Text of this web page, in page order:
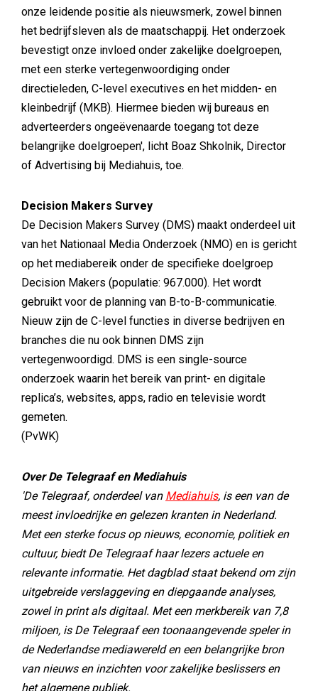
onze leidende positie als nieuwsmerk, zowel binnen
het bedrijfsleven als de maatschappij. Het onderzoek
bevestigt onze invloed onder zakelijke doelgroepen,
met een sterke vertegenwoordiging onder
directieleden, C-level executives en het midden- en
kleinbedrijf (MKB). Hiermee bieden wij bureaus en
adverteerders ongeëvenaarde toegang tot deze
belangrijke doelgroepen', licht Boaz Shkolnik, Director
of Advertising bij Mediahuis, toe.
Decision Makers Survey
De Decision Makers Survey (DMS) maakt onderdeel uit
van het Nationaal Media Onderzoek (NMO) en is gericht
op het mediabereik onder de specifieke doelgroep
Decision Makers (populatie: 967.000). Het wordt
gebruikt voor de planning van B-to-B-communicatie.
Nieuw zijn de C-level functies in diverse bedrijven en
branches die nu ook binnen DMS zijn
vertegenwoordigd. DMS is een single-source
onderzoek waarin het bereik van print- en digitale
replica’s, websites, apps, radio en televisie wordt
gemeten.
(PvWK)
Over De Telegraaf en Mediahuis
'De Telegraaf, onderdeel van Mediahuis, is een van de
meest invloedrijke en gelezen kranten in Nederland.
Met een sterke focus op nieuws, economie, politiek en
cultuur, biedt De Telegraaf haar lezers actuele en
relevante informatie. Het dagblad staat bekend om zijn
uitgebreide verslaggeving en diepgaande analyses,
zowel in print als digitaal. Met een merkbereik van 7,8
miljoen, is De Telegraaf een toonaangevende speler in
de Nederlandse mediawereld en een belangrijke bron
van nieuws en inzichten voor zakelijke beslissers en
het algemene publiek.